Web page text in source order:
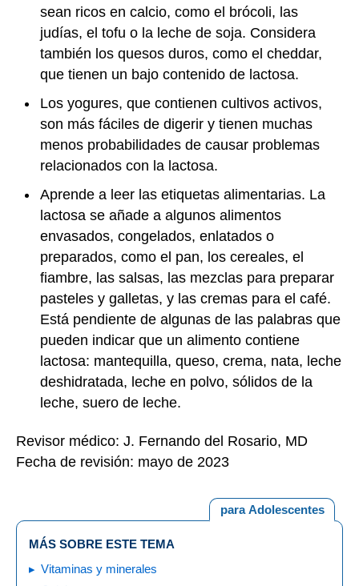
sean ricos en calcio, como el brócoli, las
judías, el tofu o la leche de soja. Considera
también los quesos duros, como el cheddar,
que tienen un bajo contenido de lactosa.
Los yogures, que contienen cultivos activos,
son más fáciles de digerir y tienen muchas
menos probabilidades de causar problemas
relacionados con la lactosa.
Aprende a leer las etiquetas alimentarias. La
lactosa se añade a algunos alimentos
envasados, congelados, enlatados o
preparados, como el pan, los cereales, el
fiambre, las salsas, las mezclas para preparar
pasteles y galletas, y las cremas para el café.
Está pendiente de algunas de las palabras que
pueden indicar que un alimento contiene
lactosa: mantequilla, queso, crema, nata, leche
deshidratada, leche en polvo, sólidos de la
leche, suero de leche.
Revisor médico: J. Fernando del Rosario, MD
Fecha de revisión: mayo de 2023
para Adolescentes
MÁS SOBRE ESTE TEMA
Vitaminas y minerales